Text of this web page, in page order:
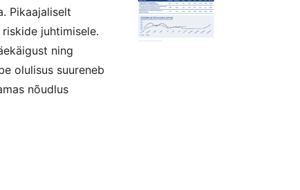
Pikaajaliselt
juhtimisele.
ning
olulisus suureneb
nõudlus